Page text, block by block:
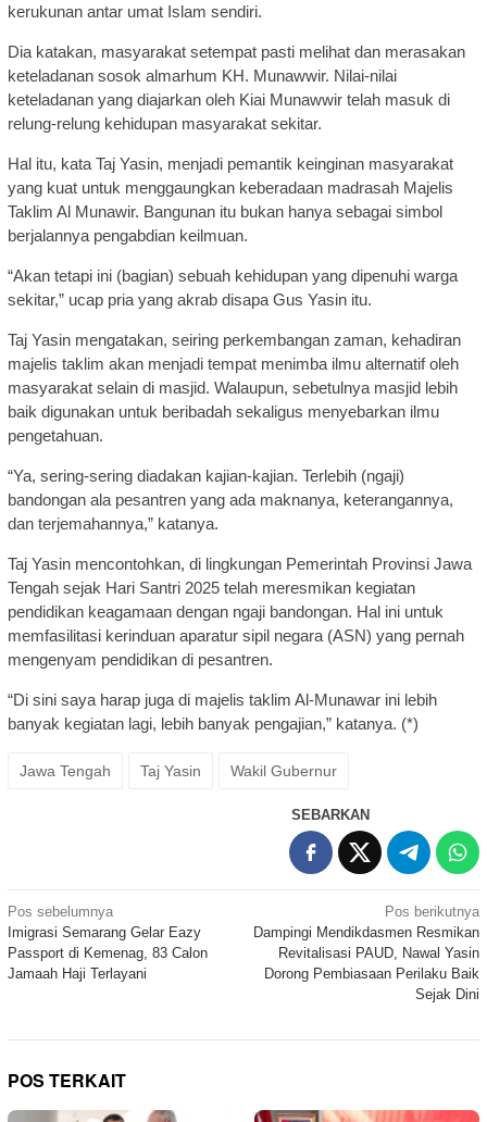
kerukunan antar umat Islam sendiri.
Dia katakan, masyarakat setempat pasti melihat dan merasakan
keteladanan sosok almarhum KH. Munawwir. Nilai-nilai
keteladanan yang diajarkan oleh Kiai Munawwir telah masuk di
relung-relung kehidupan masyarakat sekitar.
Hal itu, kata Taj Yasin, menjadi pemantik keinginan masyarakat
yang kuat untuk menggaungkan keberadaan madrasah Majelis
Taklim Al Munawir. Bangunan itu bukan hanya sebagai simbol
berjalannya pengabdian keilmuan.
“Akan tetapi ini (bagian) sebuah kehidupan yang dipenuhi warga
sekitar,” ucap pria yang akrab disapa Gus Yasin itu.
Taj Yasin mengatakan, seiring perkembangan zaman, kehadiran
majelis taklim akan menjadi tempat menimba ilmu alternatif oleh
masyarakat selain di masjid. Walaupun, sebetulnya masjid lebih
baik digunakan untuk beribadah sekaligus menyebarkan ilmu
pengetahuan.
“Ya, sering-sering diadakan kajian-kajian. Terlebih (ngaji)
bandongan ala pesantren yang ada maknanya, keterangannya,
dan terjemahannya,” katanya.
Taj Yasin mencontohkan, di lingkungan Pemerintah Provinsi Jawa
Tengah sejak Hari Santri 2025 telah meresmikan kegiatan
pendidikan keagamaan dengan ngaji bandongan. Hal ini untuk
memfasilitasi kerinduan aparatur sipil negara (ASN) yang pernah
mengenyam pendidikan di pesantren.
“Di sini saya harap juga di majelis taklim Al-Munawar ini lebih
banyak kegiatan lagi, lebih banyak pengajian,” katanya. (*)
Jawa Tengah Taj Yasin Wakil Gubernur
SEBARKAN
Navigasi
pos
Pos sebelumnya
Imigrasi Semarang Gelar Eazy
Passport di Kemenag, 83 Calon
Jamaah Haji Terlayani
Pos berikutnya
Dampingi Mendikdasmen Resmikan
Revitalisasi PAUD, Nawal Yasin
Dorong Pembiasaan Perilaku Baik
Sejak Dini
POS TERKAIT